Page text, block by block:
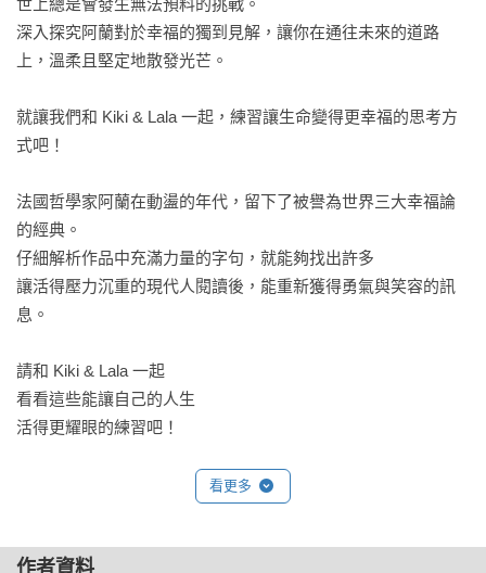
世上總是會發生無法預料的挑戰。
深入探究阿蘭對於幸福的獨到見解，讓你在通往未來的道路
上，溫柔且堅定地散發光芒。
就讓我們和 Kiki & Lala 一起，練習讓生命變得更幸福的思考方
式吧！
法國哲學家阿蘭在動盪的年代，留下了被譽為世界三大幸福論
的經典。
仔細解析作品中充滿力量的字句，就能夠找出許多
讓活得壓力沉重的現代人閱讀後，能重新獲得勇氣與笑容的訊
息。
請和 Kiki & Lala 一起
看看這些能讓自己的人生
活得更耀眼的練習吧！
處。
看更多
作者資料